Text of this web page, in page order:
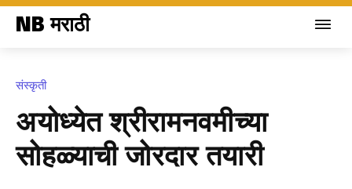
NB मराठी
संस्कृती
अयोध्येत श्रीरामनवमीच्या
सोहळ्याची जोरदार तयारी